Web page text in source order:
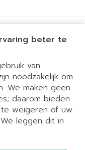
beter te
van
noodzakelijk om
We maken geen
daarom bieden
weigeren of uw
leggen dit in